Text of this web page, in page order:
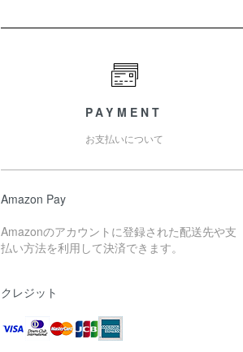
PAYMENT
お支払いについて
Amazon Pay
Amazonのアカウントに登録された配送先や支
払い方法を利用して決済できます。
クレジット